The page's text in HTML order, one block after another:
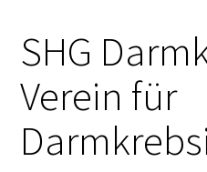
SHG
Verein für